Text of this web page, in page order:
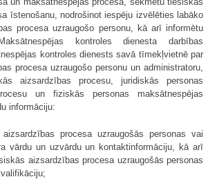
īstenošanu, nodrošinot iespēju izvēlēties labāko
procesa uzraugošo personu, kā arī informētu
kontroles dienesta darbības
kontroles dienests savā tīmekļvietnē par
procesa uzraugošo personu un administratoru,
aizsardzības procesu, juridiskās personas
un fiziskās personas maksātnespējas
informāciju:
procesa uzraugošās personas vai
vārdu un uzvārdu un kontaktinformāciju, kā arī
aizsardzības procesa uzraugošās personas